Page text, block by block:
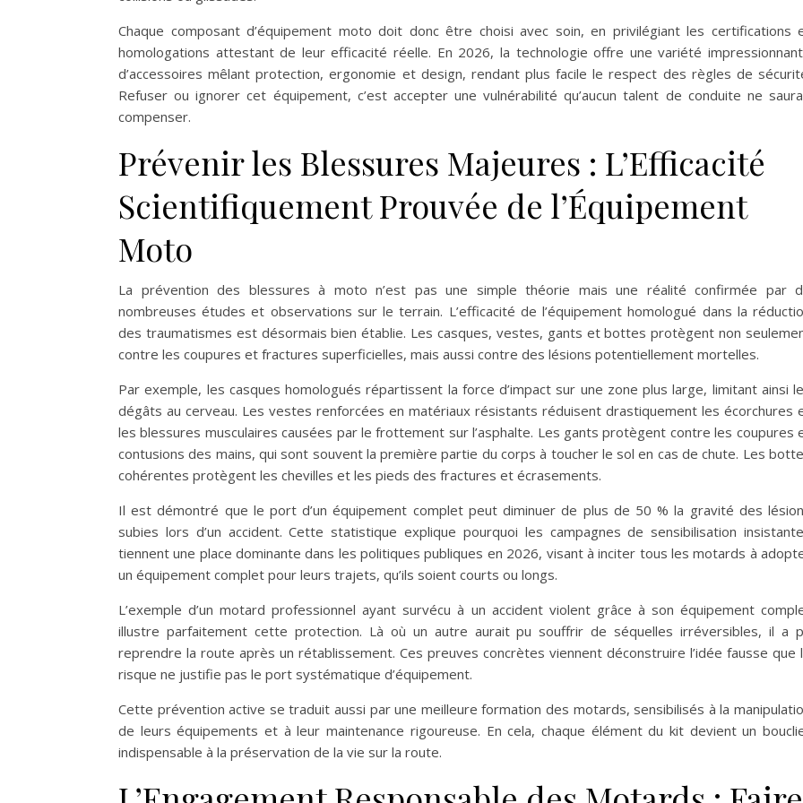
Chaque composant d’équipement moto doit donc être choisi avec soin, en privilégiant les certifications
homologations attestant de leur efficacité réelle. En 2026, la technologie offre une variété
d’accessoires mêlant protection, ergonomie et design, rendant plus facile le respect des règles de
Refuser ou ignorer cet équipement, c’est accepter une vulnérabilité qu’aucun talent de conduite ne
compenser.
Prévenir les Blessures Majeures : L’Efficacité
Scientifiquement Prouvée de l’Équipement
Moto
La prévention des blessures à moto n’est pas une simple théorie mais une réalité confirmée par
nombreuses études et observations sur le terrain. L’efficacité de l’équipement homologué dans la
des traumatismes est désormais bien établie. Les casques, vestes, gants et bottes protègent non
contre les coupures et fractures superficielles, mais aussi contre des lésions potentiellement mortelles.
Par exemple, les casques homologués répartissent la force d’impact sur une zone plus large, limitant ainsi
dégâts au cerveau. Les vestes renforcées en matériaux résistants réduisent drastiquement les écorchures
les blessures musculaires causées par le frottement sur l’asphalte. Les gants protègent contre les coupures
contusions des mains, qui sont souvent la première partie du corps à toucher le sol en cas de chute. Les
cohérentes protègent les chevilles et les pieds des fractures et écrasements.
Il est démontré que le port d’un équipement complet peut diminuer de plus de 50 % la gravité des
subies lors d’un accident. Cette statistique explique pourquoi les campagnes de sensibilisation
tiennent une place dominante dans les politiques publiques en 2026, visant à inciter tous les motards à
un équipement complet pour leurs trajets, qu’ils soient courts ou longs.
L’exemple d’un motard professionnel ayant survécu à un accident violent grâce à son équipement
illustre parfaitement cette protection. Là où un autre aurait pu souffrir de séquelles irréversibles, il a
reprendre la route après un rétablissement. Ces preuves concrètes viennent déconstruire l’idée fausse que
risque ne justifie pas le port systématique d’équipement.
Cette prévention active se traduit aussi par une meilleure formation des motards, sensibilisés à la
de leurs équipements et à leur maintenance rigoureuse. En cela, chaque élément du kit devient un
indispensable à la préservation de la vie sur la route.